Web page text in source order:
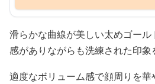
滑らかな曲線が美しい太めゴー
感がありながらも洗練された印象
適度なボリューム感で顔周りを